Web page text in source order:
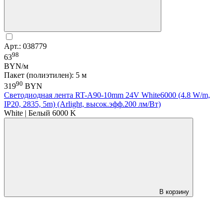
Арт.: 038779
6398
BYN/м
Пакет (полиэтилен): 5 м
31990 BYN
Светодиодная лента RT-A90-10mm 24V White6000 (4.8 W/m,
IP20, 2835, 5m) (Arlight, высок.эфф.200 лм/Вт)
White | Белый 6000 K
В корзину